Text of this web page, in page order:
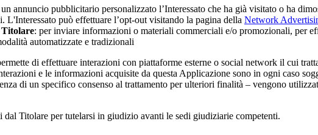
annuncio pubblicitario personalizzato l’Interessato che ha già visitato o ha
può effettuare l’opt-out visitando la pagina della Network
: per inviare informazioni o materiali commerciali e/o promozionali, per
automatizzate e tradizionali
di effettuare interazioni con piattaforme esterne o social network il cui
e le informazioni acquisite da questa Applicazione sono in ogni caso
di un specifico consenso al trattamento per ulteriori finalità – vengono
Titolare per tutelarsi in giudizio avanti le sedi giudiziarie competenti.